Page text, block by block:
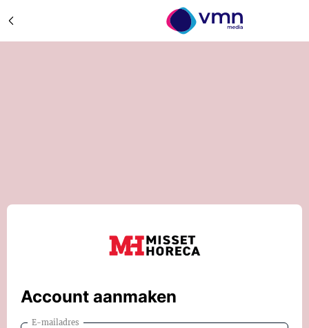
Account aanmaken
E-mailadres